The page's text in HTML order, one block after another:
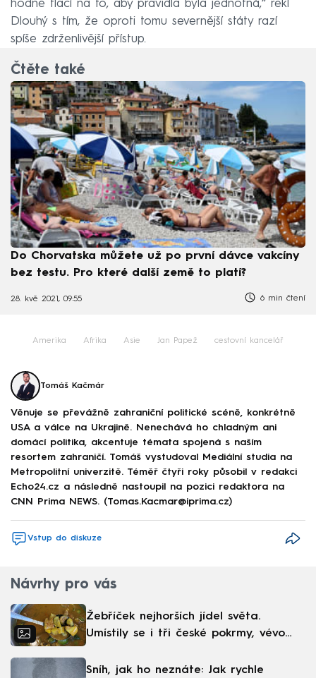
hodně tlačí na to, aby pravidla byla jednotná,“ řekl
Dlouhý s tím, že oproti tomu severnější státy razí
spíše zdrženlivější přístup.
Čtěte také
Do Chorvatska můžete už po první dávce vakcíny
bez testu. Pro které další země to platí?
28. kvě 2021, 09:55 6 min čtení
Amerika Afrika Asie Jan Papež cestovní kancelář
Tomáš Kačmár
Věnuje se převážně zahraniční politické scéně, konkrétně
USA a válce na Ukrajině. Nenechává ho chladným ani
domácí politika, akcentuje témata spojená s naším
resortem zahraničí. Tomáš vystudoval Mediální studia na
Metropolitní univerzitě. Téměř čtyři roky působil v redakci
Echo24.cz a následně nastoupil na pozici redaktora na
CNN Prima NEWS. (Tomas.Kacmar@iprima.cz)
Vstup do diskuze
Návrhy pro vás
Žebříček nejhorších jídel světa.
Umístily se i tři české pokrmy, vévodí
Sníh, jak ho neznáte: Jak rychle